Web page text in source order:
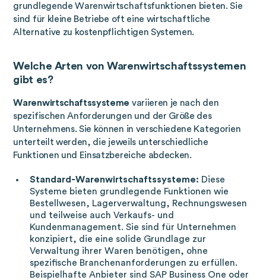
grundlegende Warenwirtschaftsfunktionen bieten. Sie
sind für kleine Betriebe oft eine wirtschaftliche
Alternative zu kostenpflichtigen Systemen.
Welche Arten von Warenwirtschaftssystemen
gibt es?
Warenwirtschaftssysteme variieren je nach den
spezifischen Anforderungen und der Größe des
Unternehmens. Sie können in verschiedene Kategorien
unterteilt werden, die jeweils unterschiedliche
Funktionen und Einsatzbereiche abdecken.
Standard-Warenwirtschaftssysteme: Diese
Systeme bieten grundlegende Funktionen wie
Bestellwesen, Lagerverwaltung, Rechnungswesen
und teilweise auch Verkaufs- und
Kundenmanagement. Sie sind für Unternehmen
konzipiert, die eine solide Grundlage zur
Verwaltung ihrer Waren benötigen, ohne
spezifische Branchenanforderungen zu erfüllen.
Beispielhafte Anbieter sind SAP Business One oder